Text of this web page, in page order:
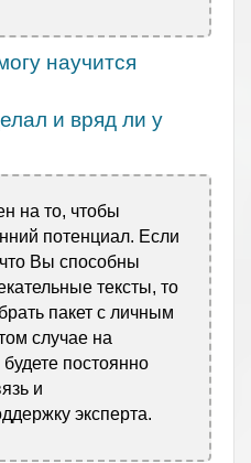
научится
и вряд ли у
на то, чтобы
потенциал. Если
Вы способны
тексты, то
пакет с личным
случае на
постоянно
и
эксперта.